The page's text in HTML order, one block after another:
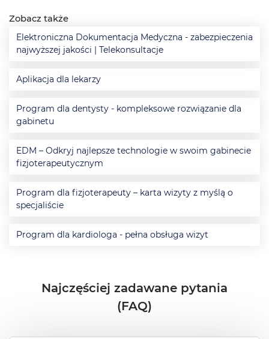
Zobacz także
Elektroniczna Dokumentacja Medyczna - zabezpieczenia
najwyższej jakości | Telekonsultacje
Aplikacja dla lekarzy
Program dla dentysty - kompleksowe rozwiązanie dla
gabinetu
EDM – Odkryj najlepsze technologie w swoim gabinecie
fizjoterapeutycznym
Program dla fizjoterapeuty – karta wizyty z myślą o
specjaliście
Program dla kardiologa - pełna obsługa wizyt
Najczęściej zadawane pytania
(FAQ)